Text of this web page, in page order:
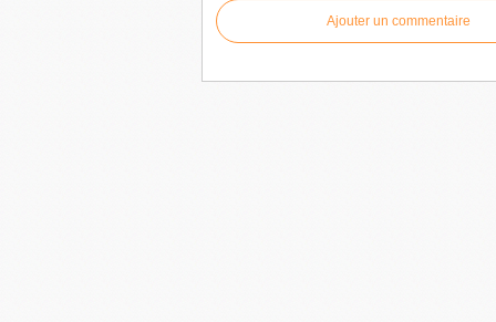
Ajouter un commentaire